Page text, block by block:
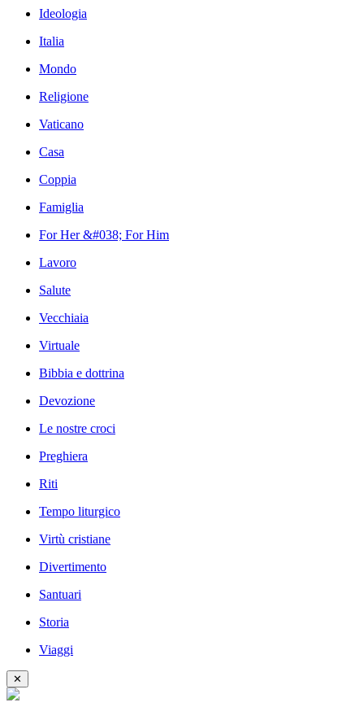
Ideologia
Italia
Mondo
Religione
Vaticano
Casa
Coppia
Famiglia
For Her &#038; For Him
Lavoro
Salute
Vecchiaia
Virtuale
Bibbia e dottrina
Devozione
Le nostre croci
Preghiera
Riti
Tempo liturgico
Virtù cristiane
Divertimento
Santuari
Storia
Viaggi
✕